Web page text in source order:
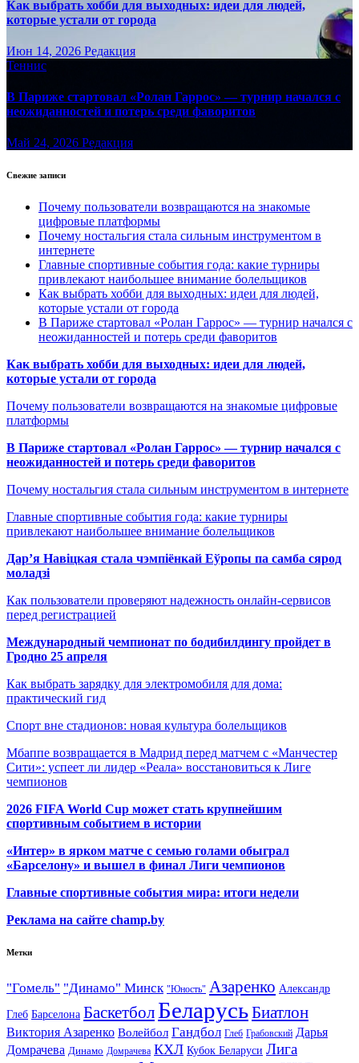
Как выбрать хобби для выходных: идеи для людей,
которые устали от города
Июн 14, 2026 Редакция
Теннис
В Париже стартовал «Ролан Гаррос» — турнир начался с
неожиданностей и потерь среди фаворитов
Май 24, 2026 Редакция
Свежие записи
Почему пользователи возвращаются на знакомые
цифровые платформы
Почему ностальгия стала сильным инструментом в
интернете
Главные спортивные события года: какие турниры
привлекают наибольшее внимание болельщиков
Как выбрать хобби для выходных: идеи для людей,
которые устали от города
В Париже стартовал «Ролан Гаррос» — турнир начался с
неожиданностей и потерь среди фаворитов
Как выбрать хобби для выходных: идеи для людей,
которые устали от города
Почему пользователи возвращаются на знакомые цифровые
платформы
В Париже стартовал «Ролан Гаррос» — турнир начался с
неожиданностей и потерь среди фаворитов
Почему ностальгия стала сильным инструментом в интернете
Главные спортивные события года: какие турниры
привлекают наибольшее внимание болельщиков
Дар’я Навіцкая стала чэмпіёнкай Еўропы па самба сярод
моладзі
Как пользователи проверяют надежность онлайн-сервисов
перед регистрацией
Международный чемпионат по бодибилдингу пройдет в
Гродно 25 апреля
Как выбрать зарядку для электромобиля для дома:
практический гид
Спорт вне стадионов: новая культура болельщиков
Мбаппе возвращается в Мадрид перед матчем с «Манчестер
Сити»: успеет ли лидер «Реала» восстановиться к Лиге
чемпионов
2026 FIFA World Cup может стать крупнейшим
спортивным событием в истории
«Интер» в ярком матче с семью голами обыграл
«Барселону» и вышел в финал Лиги чемпионов
Главные спортивные события мира: итоги недели
Реклама на сайте champ.by
Метки
"Гомель" "Динамо" Минск "Юность" Азаренко Александр
Глеб Барселона Баскетбол БеларусьБиатлон
Виктория Азаренко Волейбол Гандбол Глеб Грабовский Дарья
Домрачева Динамо Домрачева КХЛ Кубок Беларуси Лига